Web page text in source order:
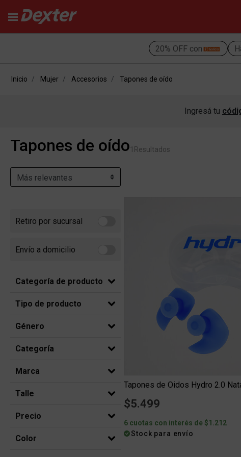
20% OFF con
Inicio Mujer Accesorios Tapones de oído
Ingresá tu
Tapones de oído1 Resultados
Retiro por sucursal
Refine by Retiro por sucursal: Retiro por sucursal
Envío a domicilio
Refine by Envío a domicilio: Envio a domicilio
Categoría de producto
Tipo de producto
Género
Categoría
Marca
Talle
Precio
Color
Tapones de Oidos Hydro 2.0
$5.499
6 cuotas con interés de $1.212
Stock para envío